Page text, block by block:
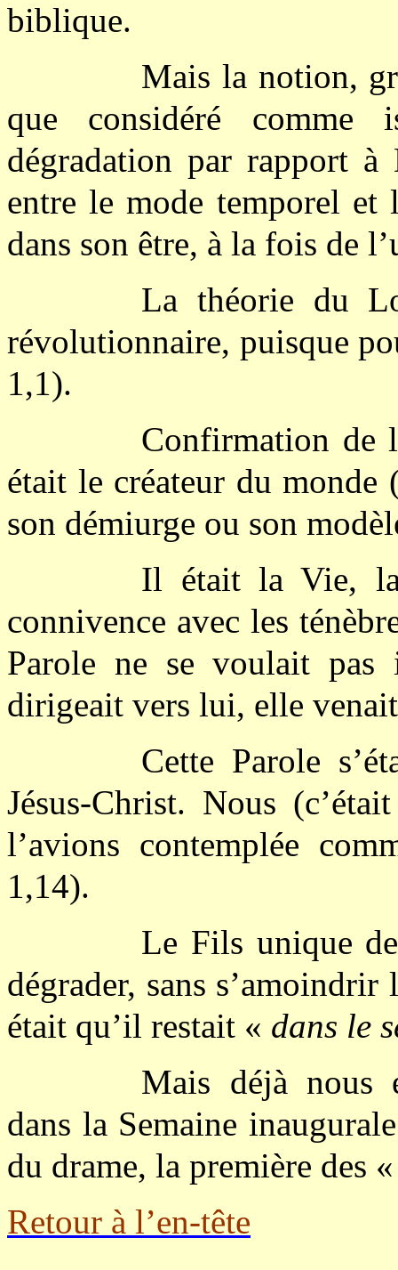
biblique.
Mais la notion,
que considéré
dégradation par rapport
entre le mode temporel
dans son être, à la fois de
La théorie du
révolutionnaire, puisque
1,1).
Confirmation de
était le créateur du monde
son démiurge ou son
Il était la Vie, la
connivence avec les
Parole ne se voulait
dirigeait vers lui, elle
Cette Parole
Jésus-Christ. Nous
l’avions contemplée
1,14).
Le Fils unique
dégrader, sans
était qu’il restait « dans le
Mais déjà nous
dans la Semaine
du drame, la première des
Retour à l’en-tête